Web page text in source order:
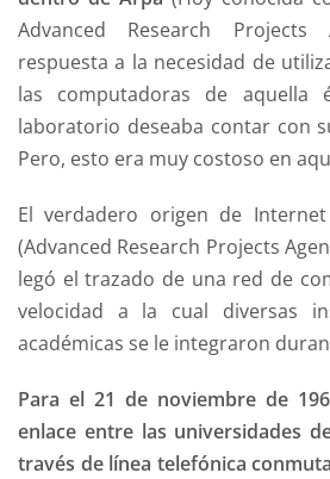
Advanced Research
respuesta a la necesidad de
las computadoras de aquella
laboratorio deseaba contar con
Pero, esto era muy costoso en
El verdadero origen de Internet
(Advanced Research Projects
legó el trazado de una red de
velocidad a la cual diversas
académicas se le integraron
Para el 21 de noviembre de
enlace entre las universidades
través de línea telefónica